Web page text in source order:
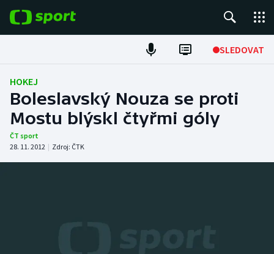
SLEDOVAT
Fotbal
Hokej
Tenis
Atletika
HOKEJ
Boleslavský Nouza se proti
Mostu blýskl čtyřmi góly
ČT sport
28. 11. 2012 | Zdroj: ČTK